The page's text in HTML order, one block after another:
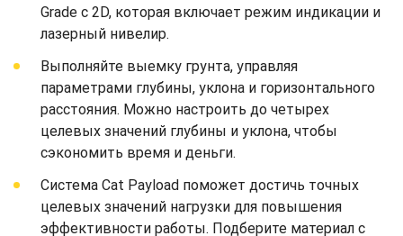
Grade с 2D, которая включает режим индикации и
лазерный нивелир.
Выполняйте выемку грунта, управляя
параметрами глубины, уклона и горизонтального
расстояния. Можно настроить до четырех
целевых значений глубины и уклона, чтобы
сэкономить время и деньги.
Система Cat Payload поможет достичь точных
целевых значений нагрузки для повышения
эффективности работы. Подберите материал с